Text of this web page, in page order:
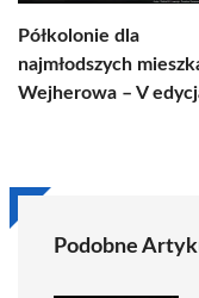
Półkolonie dla
najmłodszych
Wejherowa – V
Podobne